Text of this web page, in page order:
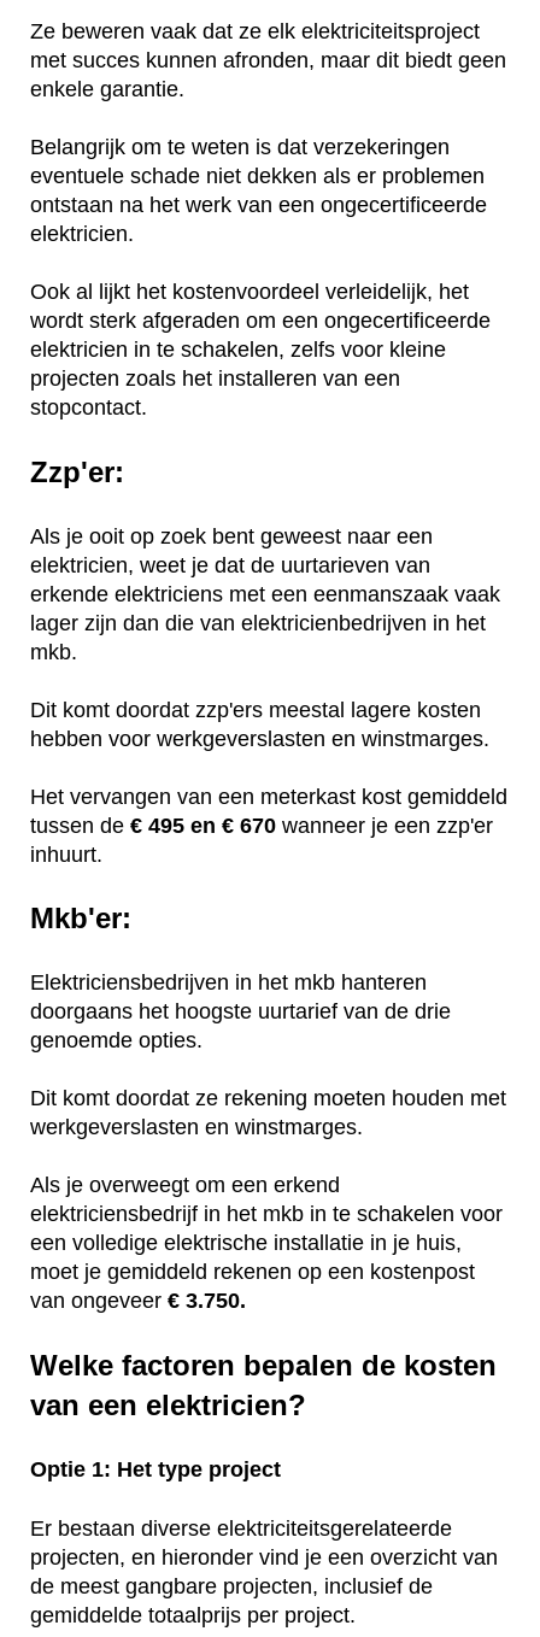
Ze beweren vaak dat ze elk elektriciteitsproject
met succes kunnen afronden, maar dit biedt geen
enkele garantie.
Belangrijk om te weten is dat verzekeringen
eventuele schade niet dekken als er problemen
ontstaan na het werk van een ongecertificeerde
elektricien.
Ook al lijkt het kostenvoordeel verleidelijk, het
wordt sterk afgeraden om een ongecertificeerde
elektricien in te schakelen, zelfs voor kleine
projecten zoals het installeren van een
stopcontact.
Zzp'er:
Als je ooit op zoek bent geweest naar een
elektricien, weet je dat de uurtarieven van
erkende elektriciens met een eenmanszaak vaak
lager zijn dan die van elektricienbedrijven in het
mkb.
Dit komt doordat zzp'ers meestal lagere kosten
hebben voor werkgeverslasten en winstmarges.
Het vervangen van een meterkast kost gemiddeld
tussen de € 495 en € 670 wanneer je een zzp'er
inhuurt.
Mkb'er:
Elektriciensbedrijven in het mkb hanteren
doorgaans het hoogste uurtarief van de drie
genoemde opties.
Dit komt doordat ze rekening moeten houden met
werkgeverslasten en winstmarges.
Als je overweegt om een erkend
elektriciensbedrijf in het mkb in te schakelen voor
een volledige elektrische installatie in je huis,
moet je gemiddeld rekenen op een kostenpost
van ongeveer € 3.750.
Welke factoren bepalen de kosten
van een elektricien?
Optie 1: Het type project
Er bestaan diverse elektriciteitsgerelateerde
projecten, en hieronder vind je een overzicht van
de meest gangbare projecten, inclusief de
gemiddelde totaalprijs per project.